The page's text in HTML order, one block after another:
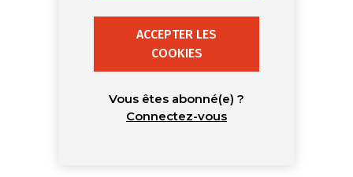
ACCEPTER LES
COOKIES
Vous êtes abonné(e) ?
Connectez-vous